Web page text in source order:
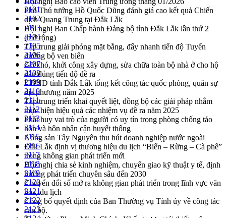
Phó Thủ tướng Hồ Quốc Dũng đánh giá cao kết quả Chiến
dịch Quang Trung tại Đắk Lắk
Hội nghị Ban Chấp hành Đảng bộ tỉnh Đắk Lắk lần thứ 2
(mở rộng)
Tập trung giải phóng mặt bằng, đẩy nhanh tiến độ Tuyến
đường bộ ven biển
Gỡ khó, khởi công xây dựng, sửa chữa toàn bộ nhà ở cho hộ
dân đúng tiến độ đề ra
UBND tỉnh Đắk Lắk tổng kết công tác quốc phòng, quân sự
địa phương năm 2025
Tập trung triển khai quyết liệt, đồng bộ các giải pháp nhằm
thực hiện hiệu quả các nhiệm vụ đề ra năm 2025
Phát huy vai trò của người có uy tín trong phòng chống tảo
hôn và hôn nhân cận huyết thống
Nông sản Tây Nguyên thu hút doanh nghiệp nước ngoài
Đắk Lắk định vị thương hiệu du lịch “Biển – Rừng – Cà phê”
trong không gian phát triển mới
Hội nghị chia sẻ kinh nghiệm, chuyển giao kỹ thuật y tế, định
hướng phát triển chuyên sâu đến 2030
Chuyển đổi số mở ra không gian phát triển trong lĩnh vực văn
hóa, du lịch
Công bố quyết định của Ban Thường vụ Tỉnh ủy về công tác
cán bộ.
2101
2102
2103
2104
2105
2106
2107
2108
2109
2110
2111
2112
2113
2114
2115
2116
2117
2118
2119
2120
2121
2122
2123